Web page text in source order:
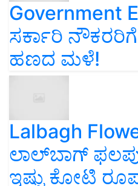
Government
ಸರ್ಕಾರಿ
ಹಣದ ಮಳೆ!
Lalbagh
ಲಾಲ್‌ಬಾಗ್
ಇಷ್ಟು ಕೋಟಿ